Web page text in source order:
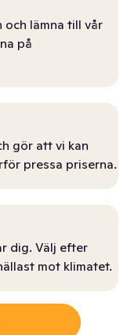
och lämna till vår
på
gör att vi kan
pressa priserna.
dig. Välj efter
mot klimatet.